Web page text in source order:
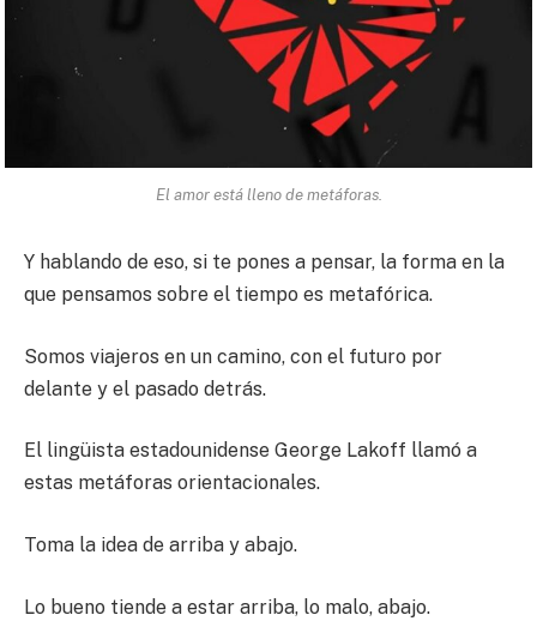
El amor está lleno de metáforas.
Y hablando de eso, si te pones a pensar, la forma en la
que pensamos sobre el tiempo es metafórica.
Somos viajeros en un camino, con el futuro por
delante y el pasado detrás.
El lingüista estadounidense George Lakoff llamó a
estas metáforas orientacionales.
Toma la idea de arriba y abajo.
Lo bueno tiende a estar arriba, lo malo, abajo.